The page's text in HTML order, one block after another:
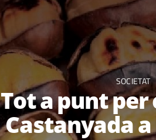
SOCIETAT
Tot a punt
Castanyada